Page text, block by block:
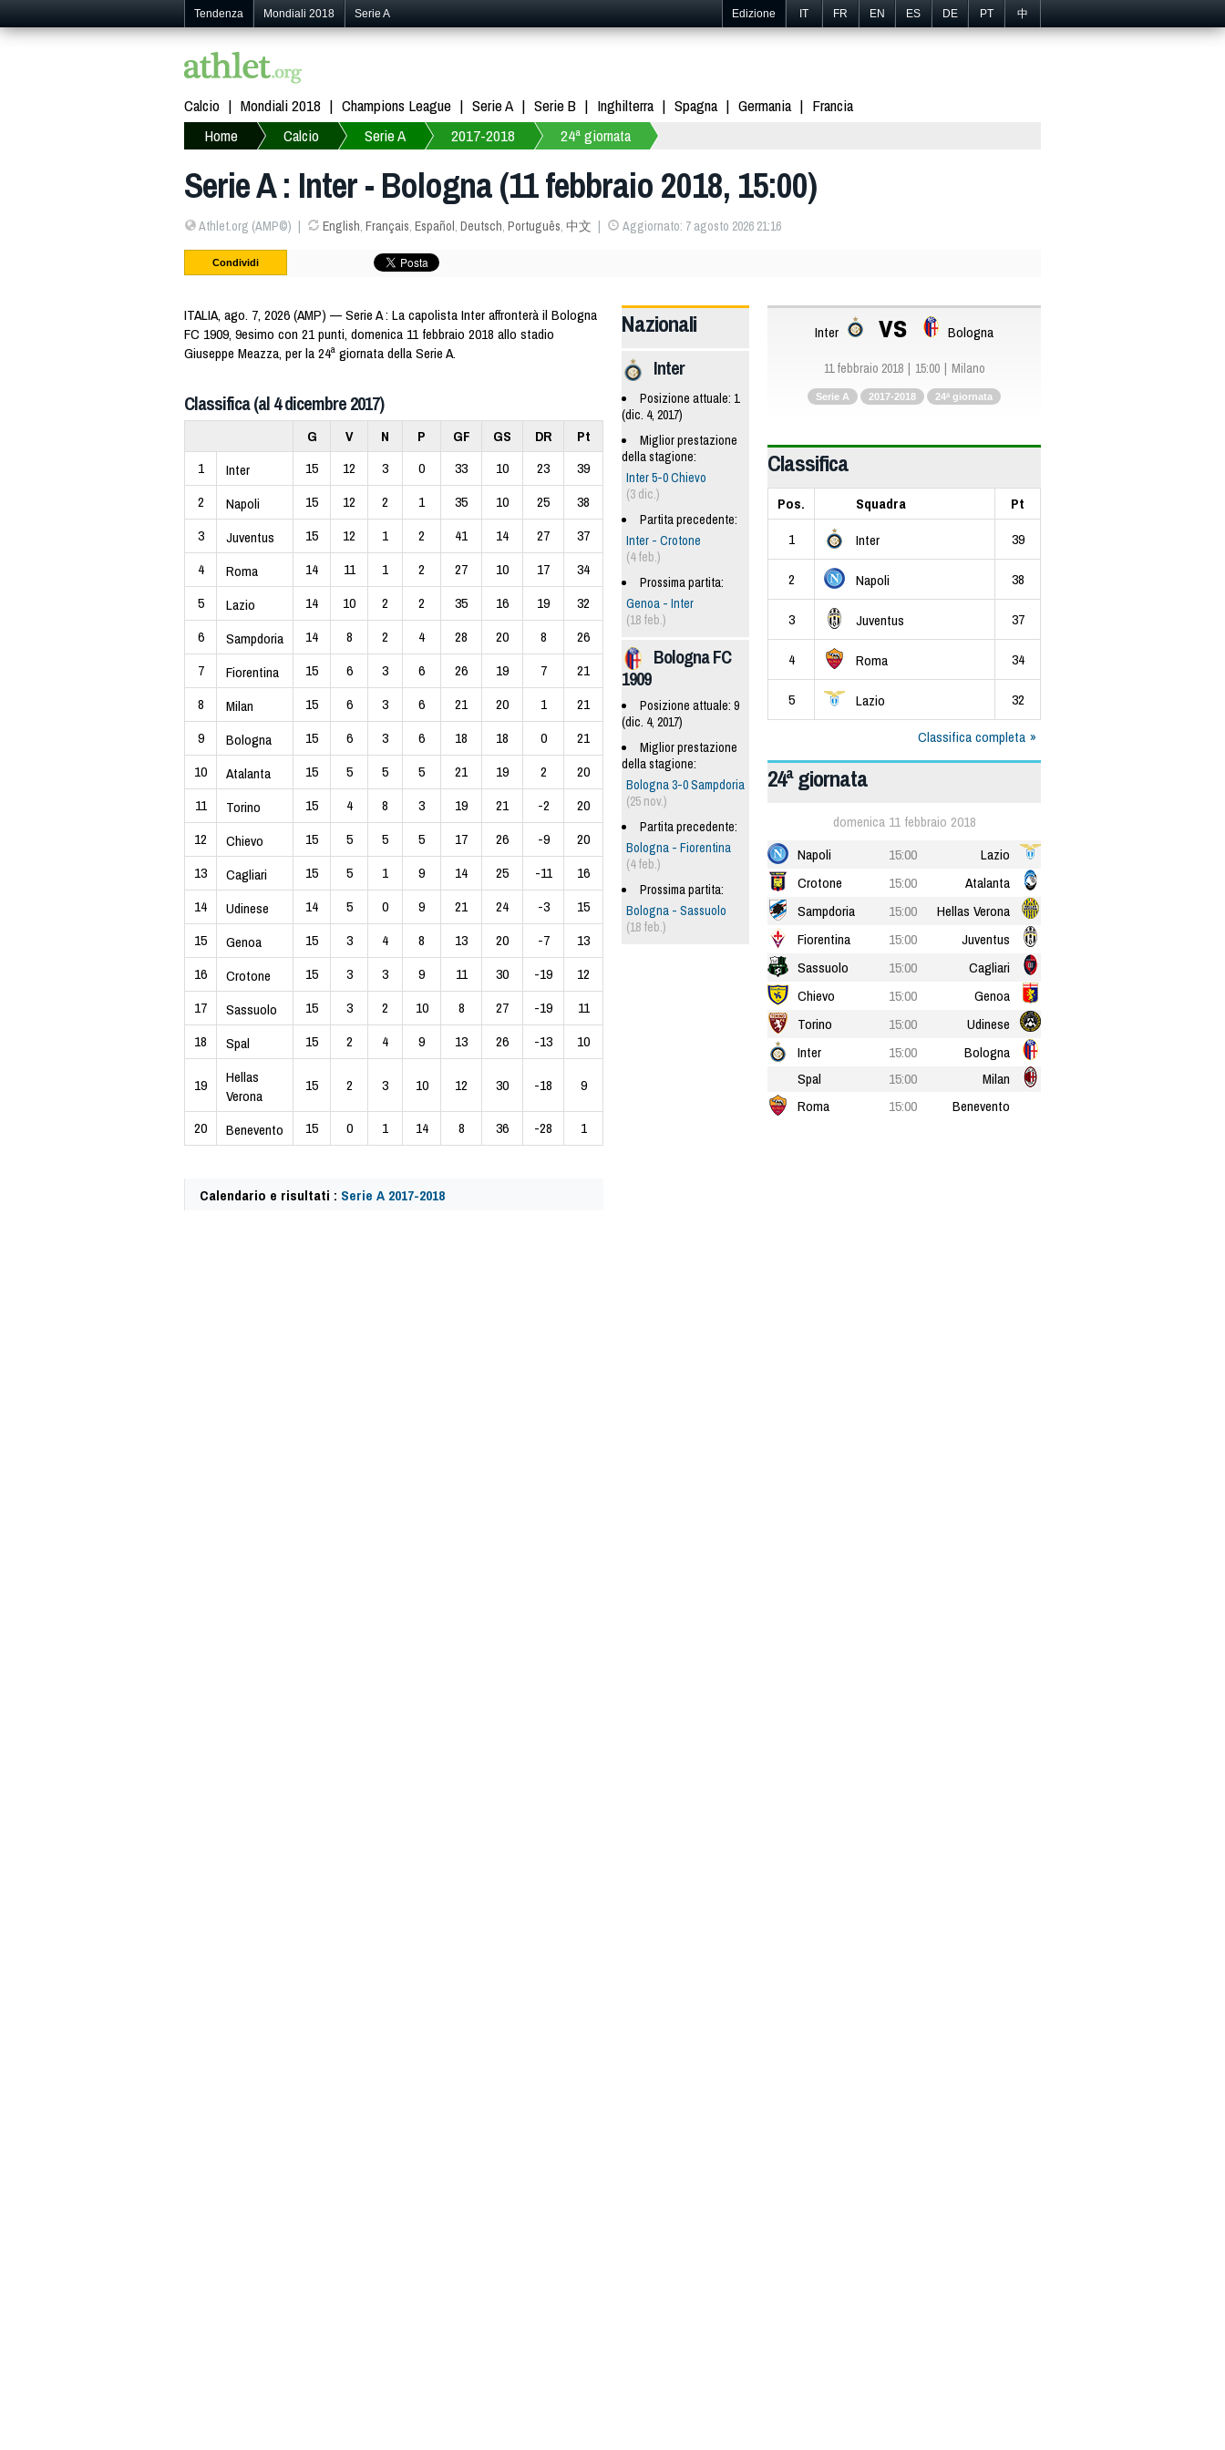
Tendenza Mondiali 2018 Serie A Edizione IT FR EN ES DE PT 中
Calcio Mondiali 2018 Champions League Serie A Serie B Inghilterra Spagna Germania
Francia
Home
Calcio Serie A 2017-2018 24ª giornata
Serie A : Inter - Bologna (11 febbraio 2018, 15:00)
Athlet.org (AMP©) English, Français, Español, Deutsch, Português, 中文 Aggiornato: 7 agosto 2026 21:16
Condividi
ITALIA, ago. 7, 2026 (AMP) — Serie A : La capolista Inter affronterà il Bologna
FC 1909, 9esimo con 21 punti, domenica 11 febbraio 2018 allo stadio
Giuseppe Meazza, per la 24ª giornata della Serie A.
Classifica (al 4 dicembre 2017)
G V N P GF GS DR
Pt
1
Inter 15 12 3 0 33 10 23
39
2
Napoli 15 12 2 1 35 10 25
38
3
Juventus 15 12 1 2 41 14 27
37
4
Roma 14 11 1 2 27 10 17
34
5
Lazio 14 10 2 2 35 16 19
32
6
Sampdoria 14 8 2 4 28 20 8
26
7
Fiorentina 15 6 3 6 26 19 7
21
8
Milan 15 6 3 6 21 20 1
21
9
Bologna 15 6 3 6 18 18 0
21
10
Atalanta 15 5 5 5 21 19 2
20
11
Torino 15 4 8 3 19 21 -2
20
12
Chievo 15 5 5 5 17 26 -9
20
13
Cagliari 15 5 1 9 14 25 -11
16
14
Udinese 14 5 0 9 21 24 -3
15
15
Genoa 15 3 4 8 13 20 -7
13
16
Crotone 15 3 3 9 11 30 -19
12
17
Sassuolo 15 3 2 10 8 27 -19
11
18
Spal 15 2 4 9 13 26 -13 10
19
Hellas
Verona
15 2 3 10 12 30 -18 9
20 Benevento 15 0 1 14 8 36 -28 1
Calendario e risultati : Serie A 2017-2018
Nazionali
Inter
Posizione attuale: 1
(dic. 4, 2017)
Miglior prestazione
della stagione:
Inter 5-0 Chievo
(3 dic.)
Partita precedente:
Inter - Crotone
(4 feb.)
Prossima partita:
Genoa - Inter
(18 feb.)
Bologna FC
1909
Posizione attuale: 9
(dic. 4, 2017)
Miglior prestazione
della stagione:
Bologna 3-0 Sampdoria
(25 nov.)
Partita precedente:
Bologna - Fiorentina
(4 feb.)
Prossima partita:
Bologna - Sassuolo
(18 feb.)
Inter vs Bologna
11 febbraio 2018 15:00 Milano
Serie A 2017-2018 24ª giornata
Classifica
Pos. Squadra
Pt
1
Inter 39
2 Napoli 38
3 Juventus 37
4 Roma 34
5 Lazio
32
Classifica completa
24ª giornata
domenica 11 febbraio 2018
Napoli
15:00
Lazio
Crotone
15:00
Atalanta
Sampdoria
15:00
Hellas Verona
Fiorentina
15:00
Juventus
Sassuolo
15:00
Cagliari
Chievo
15:00
Genoa
Torino
15:00
Udinese
Inter
15:00
Bologna
Spal
15:00
Milan
Roma
15:00 Benevento